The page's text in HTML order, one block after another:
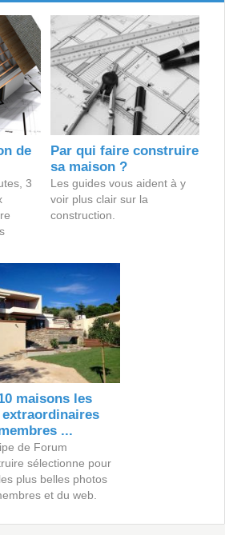
de
3
Par qui faire construire
sa maison ?
Les guides vous aident à y
voir plus clair sur la
construction.
maisons les
...
de Forum
sélectionne pour
plus belles photos
et du web.